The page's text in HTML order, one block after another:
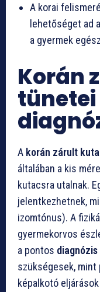
A korai
lehetőséget ad
a gyermek
Korán
tünetei
A korán zárult
általában a kis
kutacsra utalnak.
jelentkezhetnek,
izomtónus). A
gyermekorvos
a pontos diagnózis
szükségesek, mint
képalkotó